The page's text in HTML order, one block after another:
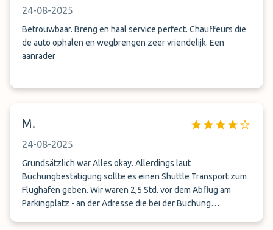
24-08-2025
Betrouwbaar. Breng en haal service perfect. Chauffeurs die
de auto ophalen en wegbrengen zeer vriendelijk. Een
aanrader
M.
24-08-2025
Grundsätzlich war Alles okay. Allerdings laut
Buchungbestätigung sollte es einen Shuttle Transport zum
Flughafen geben. Wir waren 2,5 Std. vor dem Abflug am
Parkingplatz - an der Adresse die bei der Buchung